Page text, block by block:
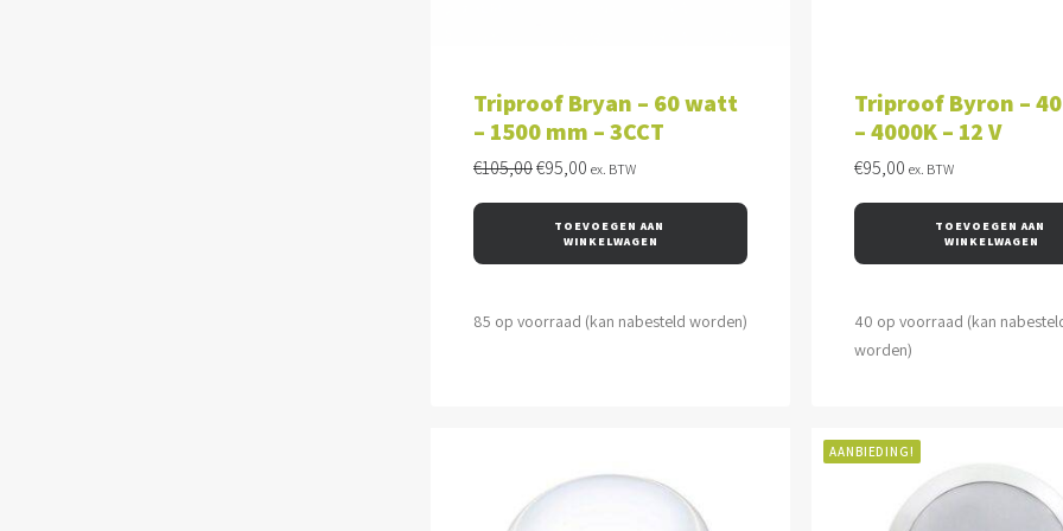
Triproof Bryan – 60 watt
– 1500 mm – 3CCT
€105,00Oorspronkelijke
€105,00.
€95,00Huidige
€95,00.
ex. BTW
TOEVOEGEN AAN
WINKELWAGEN
85 op voorraad (kan nabesteld worden)
Triproof Byron –
– 4000K – 12 V
€95,00 ex. BTW
TOEVOEGEN AAN
WINKELWAGEN
40 op voorraad (kan
worden)
AANBIEDING!